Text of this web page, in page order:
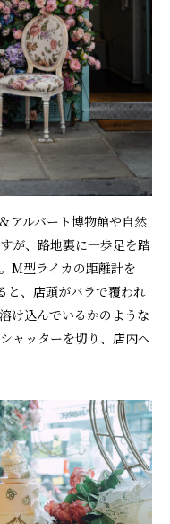
アルバート博物館や自然
が、路地裏に一歩足を踏
M型ライカの距離計を
と、店頭がバラで覆われ
け込んでいるかのような
ャッターを切り、店内へ